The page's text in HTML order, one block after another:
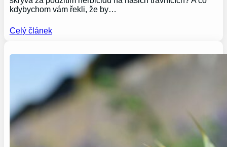
kdybychom vám řekli, že by…
Celý článek